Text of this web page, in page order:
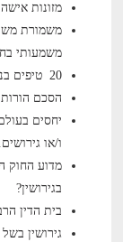
מזונות אישה
משמורת
משמעותי
20 טיפים בנושא גירושין
הסכם
יחסים בעולם
ו/או
מדוע החוק
בגירושין?
בית הדין
גירושין